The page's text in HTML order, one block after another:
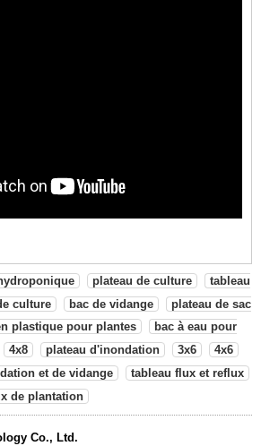
plateau de culture
tableau
culture bac de vidange
plateau de sac
plastique pour plantes
bac à eau pour
4x8 plateau d'inondation 3x6
4x6
et de vidange
tableau flux et reflux
de plantation
Co., Ltd.